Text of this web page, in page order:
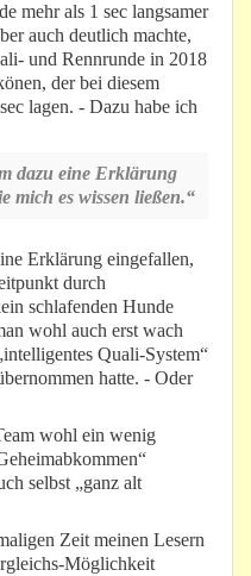
mehr als 1 sec langsamer
auch deutlich machte,
und Rennrunde in 2018
der bei diesem
lagen. - Dazu habe ich
dazu eine Erklärung
mich es wissen ließen.“
Erklärung eingefallen,
durch
schlafenden Hunde
wohl auch erst wach
Quali-System“
hatte. - Oder
wohl ein wenig
selbst „ganz alt
Zeit meinen Lesern
Möglichkeit